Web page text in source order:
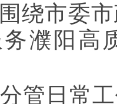
绕市委
濮阳高
分管日常